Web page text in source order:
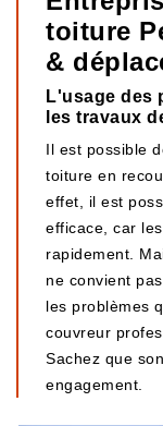
toiture
&
L'usage des
les travaux
Il est possible
toiture en
effet, il est
efficace, car
rapidement.
ne convient
les problèmes
couvreur
Sachez que
engagement.